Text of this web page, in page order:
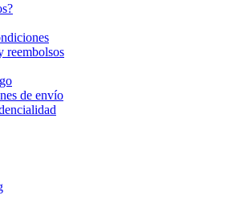
reembolsos
de envío